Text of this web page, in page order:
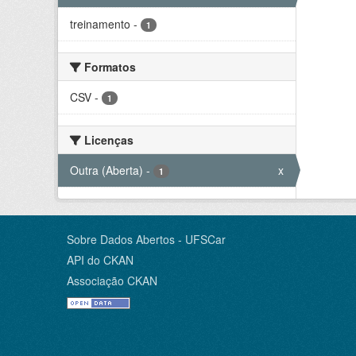
treinamento - 1
Formatos
CSV - 1
Licenças
Outra (Aberta) - 1 x
Sobre Dados Abertos - UFSCar
API do CKAN
Associação CKAN